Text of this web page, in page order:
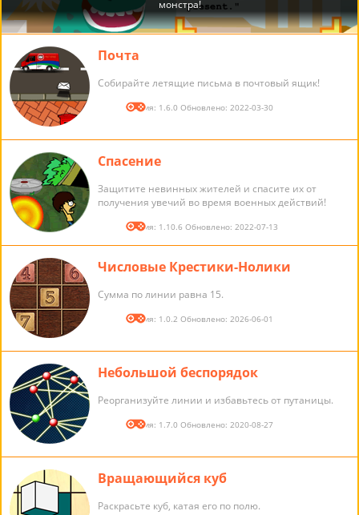
Почта
Собирайте летящие письма в почтовый ящик!
Версия: 1.6.0 Обновлено: 2022-03-30
Спасение
Защитите невинных жителей и спасите их от
получения увечий во время военных действий!
Версия: 1.10.6 Обновлено: 2022-07-13
Числовые Крестики-Нолики
Сумма по линии равна 15.
Версия: 1.0.2 Обновлено: 2026-06-01
Небольшой беспорядок
Реорганизуйте линии и избавьтесь от путаницы.
Версия: 1.7.0 Обновлено: 2020-08-27
Вращающийся куб
Раскрасьте куб, катая его по полю.